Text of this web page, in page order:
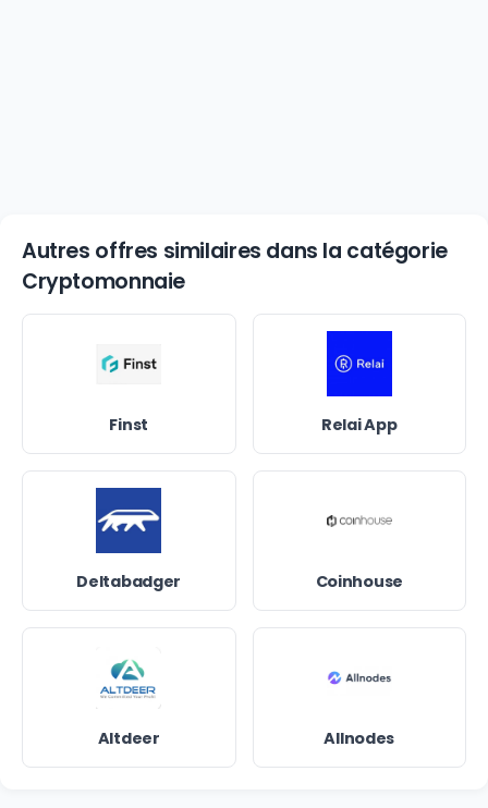
Autres offres similaires dans la catégorie
Cryptomonnaie
Finst Relai App
Deltabadger Coinhouse
Altdeer Allnodes